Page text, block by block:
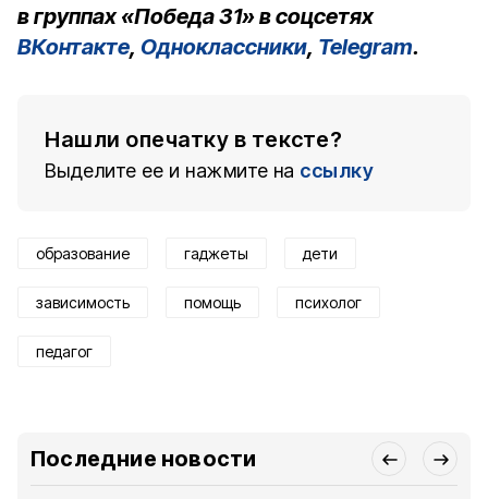
в группах «Победа 31» в соцсетях
ВКонтакте, Одноклассники, Telegram.
Нашли опечатку в тексте?
Выделите ее и нажмите на ссылку
образование гаджеты дети
зависимость помощь психолог
педагог
Последние новости